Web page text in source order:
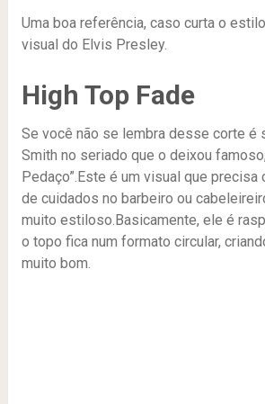
Uma boa referência, caso curta o
visual do Elvis Presley.
High Top Fade
Se você não se lembra desse corte é
Smith no seriado que o deixou
Pedaço”.Este é um visual que precisa
de cuidados no barbeiro ou
muito estiloso.Basicamente, ele é
o topo fica num formato circular,
muito bom.